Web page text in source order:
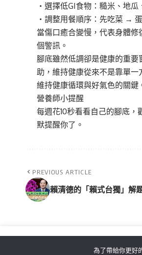
・選擇低GI食物：糙米、地瓜
・調整用餐順序：先吃菜 →
當傷口癒合變慢，代表身體
個警訊。
腳底雖然低調卻是健康的重
助，維持健康從來不是靠單
維持健康循環與好氣色的關鍵
營養師小提醒
每週花10秒看看自己的腳底
默提醒你了。
PREVIOUS ARTICLE
賴清德的「賴式台獨」解
為了帶給你更好